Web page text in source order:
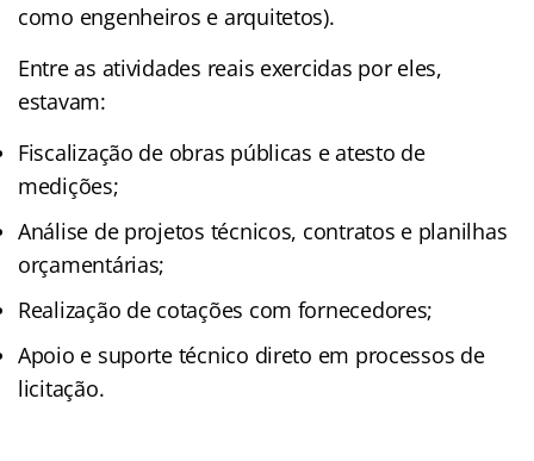
como engenheiros e arquitetos).
Entre as atividades reais exercidas por eles,
estavam:
Fiscalização de obras públicas e atesto de
medições;
Análise de projetos técnicos, contratos e planilhas
orçamentárias;
Realização de cotações com fornecedores;
Apoio e suporte técnico direto em processos de
licitação.